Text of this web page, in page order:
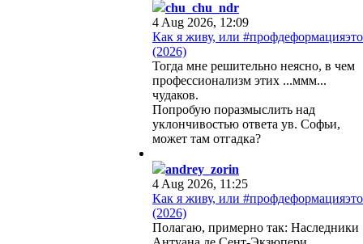
chu_chu_ndr
4 Aug 2026, 12:09
Как я живу, или #профдеформацияэто
(2026)
Тогда мне решительно неясно, в чем
профессионализм этих ...ммм...
чудаков.
Попробую поразмыслить над
уклончивостью ответа ув. Софьи,
может там отгадка?
andrey_zorin
4 Aug 2026, 11:25
Как я живу, или #профдеформацияэто
(2026)
Полагаю, примерно так: Наследники